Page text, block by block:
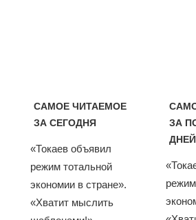
САМОЕ ЧИТАЕМОЕ
ЗА СЕГОДНЯ
«Токаев объявил
режим тотальной
экономии в стране».
«Хватит мыслить
ЗА
ДНЕЙ